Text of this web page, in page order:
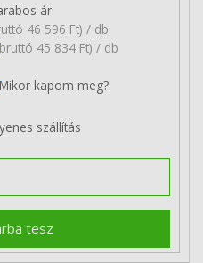
ár
46 596 Ft) / db
45 834 Ft) / db
Mikor kapom meg?
szállítás
tesz